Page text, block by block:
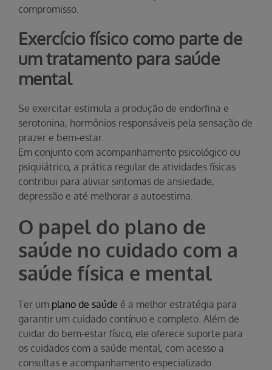
compromisso.
Exercício físico como parte de
um tratamento para saúde
mental
Se exercitar estimula a produção de endorfina e
serotonina, hormônios responsáveis pela sensação de
prazer e bem-estar.
Em conjunto com acompanhamento psicológico ou
psiquiátrico, a prática regular de atividades físicas
contribui para aliviar sintomas de ansiedade,
depressão e até melhorar a autoestima.
O papel do plano de
saúde no cuidado com a
saúde física e mental
Ter um plano de saúde é a melhor estratégia para
garantir um cuidado contínuo e completo. Além de
cuidar do bem-estar físico, ele oferece suporte para
os cuidados com a saúde mental, com acesso a
consultas e acompanhamento especializado.